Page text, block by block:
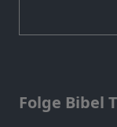
Folge Bibel